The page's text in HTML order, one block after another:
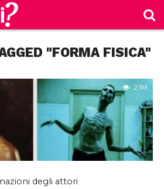
"FORMA FISICA"
2.1M
degli attori